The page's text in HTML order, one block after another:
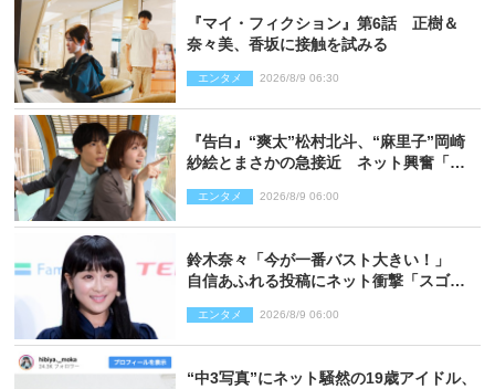
『マイ・フィクション』第6話 正樹＆
奈々美、香坂に接触を試みる
エンタメ 2026/8/9 06:30
『告白』“爽太”松村北斗、“麻里子”岡崎
紗絵とまさかの急接近 ネット興奮「そ
り）
エンタメ 2026/8/9 06:00
鈴木奈々「今が一番バスト大きい！」
自信あふれる投稿にネット衝撃「スゴ
エンタメ 2026/8/9 06:00
“中3写真”にネット騒然の19歳アイドル、